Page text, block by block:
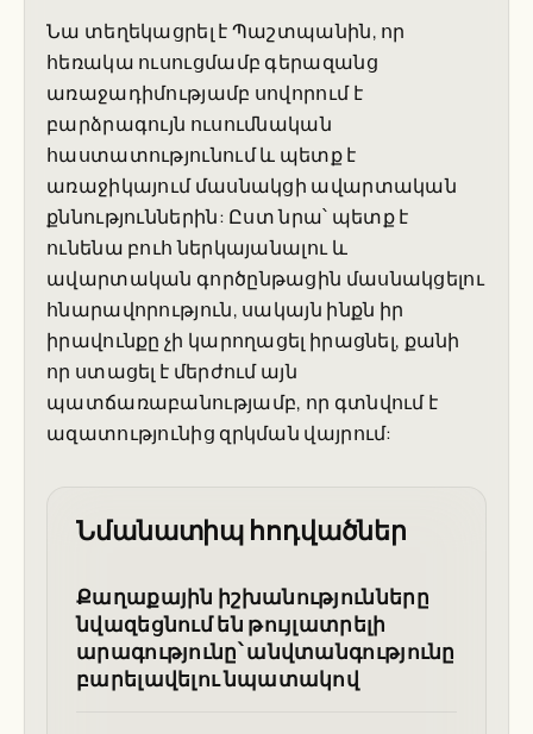
Նա տեղեկացրել է Պաշտպանին, որ
հեռակա ուսուցմամբ գերազանց
առաջադիմությամբ սովորում է
բարձրագույն ուսումնական
հաստատությունում և պետք է
առաջիկայում մասնակցի ավարտական
քննություններին: Ըստ նրա՝ պետք է
ունենա բուհ ներկայանալու և
ավարտական գործընթացին մասնակցելու
հնարավորություն, սակայն ինքն իր
իրավունքը չի կարողացել իրացնել, քանի
որ ստացել է մերժում այն
պատճառաբանությամբ, որ գտնվում է
ազատությունից զրկման վայրում:
Նմանատիպ հոդվածներ
Քաղաքային իշխանությունները
նվազեցնում են թույլատրելի
արագությունը՝ անվտանգությունը
բարելավելու նպատակով